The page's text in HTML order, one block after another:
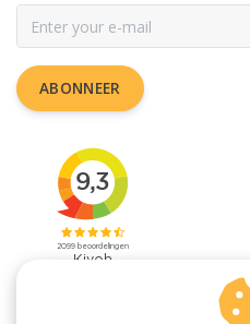
ABONNEER